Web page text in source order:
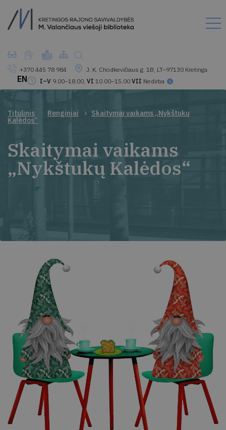
+370 445 78 984
J. K. Chodkevičiaus g. 1B, LT–97130 Kretinga
I–V 9.00–18.00, VI 10.00–15.00 VII Nedirba
EN
Titulinis Renginiai Skaitymai vaikams „Nykštukų
Kalėdos“
Skaitymai vaikams
„Nykštukų Kalėdos“